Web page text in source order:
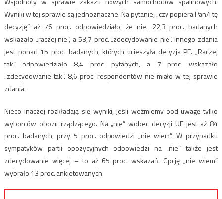
Wyniki w tej sprawie są jednoznaczne. Na pytanie, „czy popiera Pan/i tę
decyzję” aż 76 proc. odpowiedziało, że nie. 22,3 proc. badanych
wskazało „raczej nie”, a 53,7 proc. „zdecydowanie nie”. Innego zdania
jest ponad 15 proc. badanych, których ucieszyła decyzja PE. „Raczej
tak” odpowiedziało 8,4 proc. pytanych, a 7 proc. wskazało
„zdecydowanie tak”. 8,6 proc. respondentów nie miało w tej sprawie
zdania.
Nieco inaczej rozkładają się wyniki, jeśli weźmiemy pod uwagę tylko
wyborców obozu rządzącego. Na „nie” wobec decyzji UE jest aż 84
proc. badanych, przy 5 proc. odpowiedzi „nie wiem”. W przypadku
sympatyków partii opozycyjnych odpowiedzi na „nie” także jest
zdecydowanie więcej – to aż 65 proc. wskazań. Opcję „nie wiem”
wybrało 13 proc. ankietowanych.